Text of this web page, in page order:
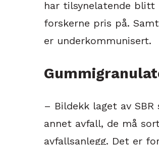
har tilsynelatende
forskerne pris på.
er underkommunisert.
– Bildekk laget av
annet avfall, de må
avfallsanlegg. Det er